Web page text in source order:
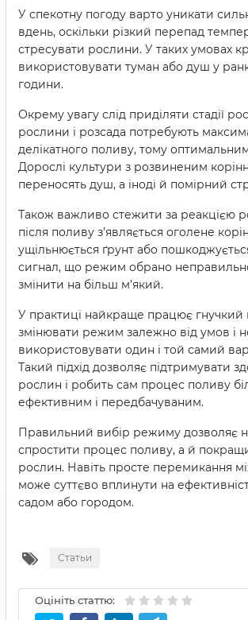
У спекотну погоду варто уникати
вдень, оскільки різкий перепад
стресувати рослини. У таких умовах
використовувати туман або душ у
години.
Окрему увагу слід приділяти стадії
рослини і розсада потребують
делікатного поливу, тому
Дорослі культури з розвиненим
переносять душ, а іноді й помірний
Також важливо стежити за реакцією
після поливу з’являється оголене
ущільнюється ґрунт або
сигнал, що режим обрано
змінити на більш м’який.
У практиці найкраще працює гнучкий
змінювати режим залежно від умов і
використовувати один і той самий
Такий підхід дозволяє підтримувати
рослин і робить сам процес поливу
ефективним і передбачуваним.
Правильний вибір режиму дозволяє
спростити процес поливу, а й
рослин. Навіть просте перемикання
може суттєво вплинути на
садом або городом.
Статьи
Оцініть статтю: